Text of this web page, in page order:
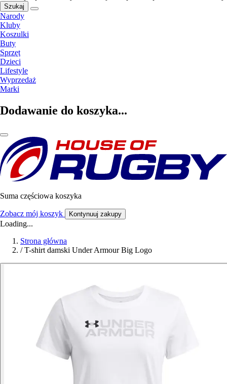
Szukaj
Narody
Kluby
Koszulki
Buty
Sprzęt
Dzieci
Lifestyle
Wyprzedaż
Marki
Dodawanie do koszyka...
Suma częściowa koszyka
Zobacz mój koszyk Kontynuuj zakupy
Loading...
Strona główna
/ T-shirt damski Under Armour Big Logo